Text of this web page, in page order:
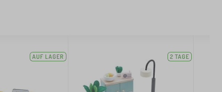
AUF LAGER 2 TAGE